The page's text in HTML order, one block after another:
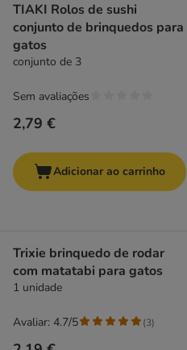
TIAKI Rolos de sushi
conjunto de brinquedos para
gatos
conjunto de 3
2,79 €
Sem avaliações
Adicionar ao carrinho
Trixie brinquedo de rodar
com matatabi para gatos
1 unidade
Avaliar: 4.7/5 (3)